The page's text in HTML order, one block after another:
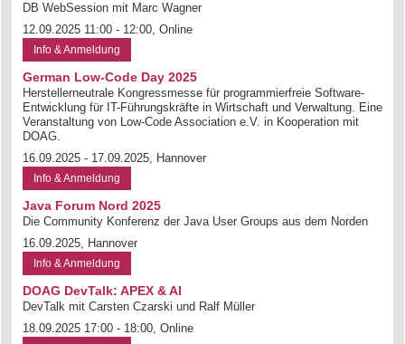
DB WebSession mit Marc Wagner
12.09.2025 11:00 - 12:00, Online
Info & Anmeldung
German Low-Code Day 2025
Herstellerneutrale Kongressmesse für programmierfreie Software-
Entwicklung für IT-Führungskräfte in Wirtschaft und Verwaltung. Eine
Veranstaltung von Low-Code Association e.V. in Kooperation mit
DOAG.
16.09.2025 - 17.09.2025, Hannover
Info & Anmeldung
Java Forum Nord 2025
Die Community Konferenz der Java User Groups aus dem Norden
16.09.2025, Hannover
Info & Anmeldung
DOAG DevTalk: APEX & AI
DevTalk mit Carsten Czarski und Ralf Müller
18.09.2025 17:00 - 18:00, Online